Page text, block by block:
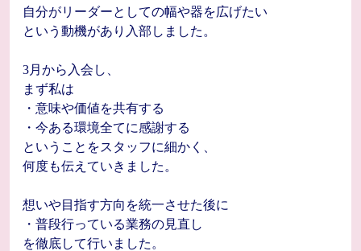
自分がリーダーとしての幅や器を広げたい
という動機があり入部しました。
3月から入会し、
まず私は
・意味や価値を共有する
・今ある環境全てに感謝する
ということをスタッフに細かく、
何度も伝えていきました。
想いや目指す方向を統一させた後に
・普段行っている業務の見直し
を徹底して行いました。